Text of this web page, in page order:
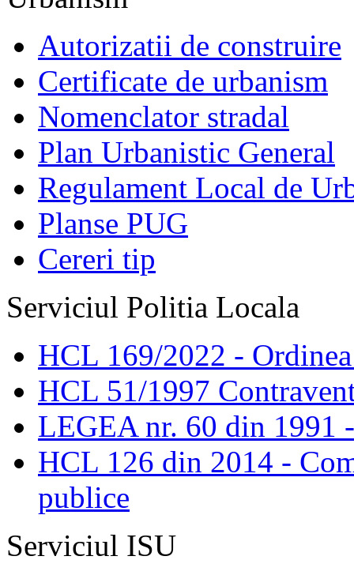
Autorizatii de construire
Certificate de urbanism
Nomenclator stradal
Plan Urbanistic General
Regulament Local de
Planse PUG
Cereri tip
Serviciul Politia Locala
HCL 169/2022 -
HCL 51/1997
LEGEA nr. 60 din 1991
HCL 126 din 2014 -
publice
Serviciul ISU